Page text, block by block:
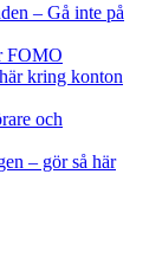
– Gå inte på
FOMO
kring konton
och
– gör så här